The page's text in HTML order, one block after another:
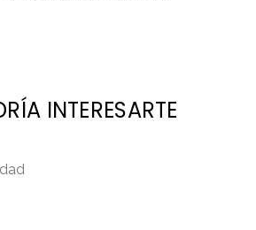
INTERESARTE